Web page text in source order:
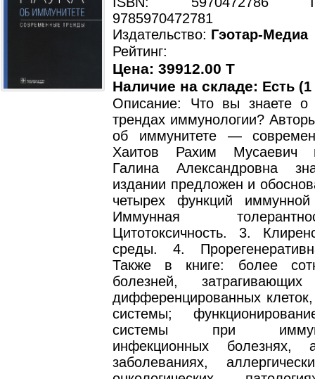
9785970472781
Издательство: Гэотар-Медиа
Рейтинг:
Цена: 39912.00 T
Наличие на складе: Есть
Описание: Что вы знаете о
трендах иммунологии?
об иммунитете —
Хаитов Рахим Мусаевич
Галина Александровна
издании предложен и
четырех функций
Иммунная
Цитотоксичность. 3.
среды. 4.
Также в книге: более
болезней,
дифференцированных
системы;
системы при
инфекционных болезнях,
заболеваниях,